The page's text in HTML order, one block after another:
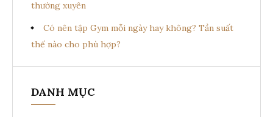
thường xuyên
Có nên tập Gym mỗi ngày hay không? Tần suất
thế nào cho phù hợp?
DANH MỤC